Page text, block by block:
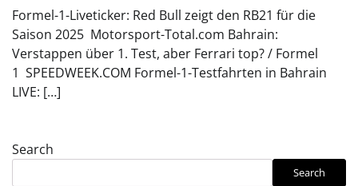
Formel-1-Liveticker: Red Bull zeigt den RB21 für die
Saison 2025 Motorsport-Total.com Bahrain:
Verstappen über 1. Test, aber Ferrari top? / Formel
1 SPEEDWEEK.COM Formel-1-Testfahrten in Bahrain
LIVE: […]
Search
Search